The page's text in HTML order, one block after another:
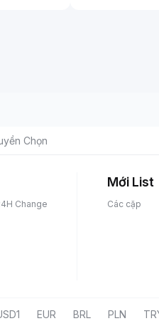
Chọn
Change
Mới List
Các cặp
EUR BRL PLN